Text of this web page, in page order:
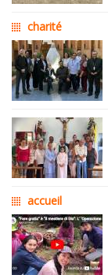
charité
accueil